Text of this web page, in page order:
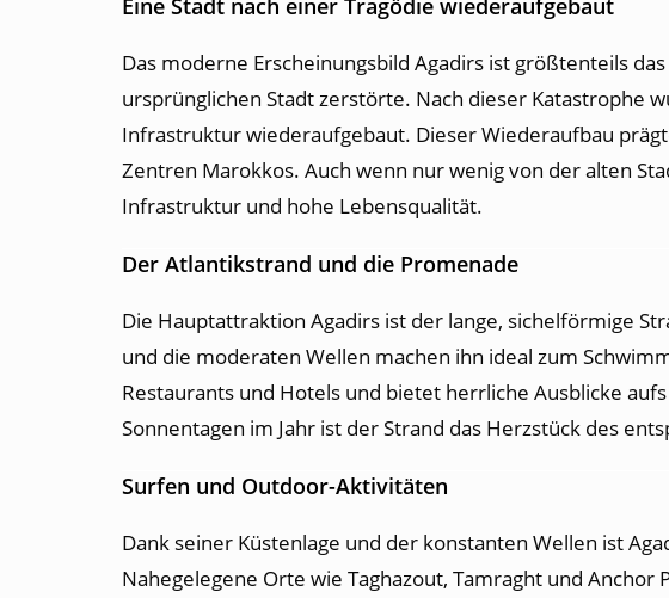
Eine Stadt nach einer Tragödie wiederaufgebaut
Das moderne Erscheinungsbild Agadirs ist größtenteils
ursprünglichen Stadt zerstörte. Nach dieser Katastrophe
Infrastruktur wiederaufgebaut. Dieser Wiederaufbau
Zentren Marokkos. Auch wenn nur wenig von der alten
Infrastruktur und hohe Lebensqualität.
Der Atlantikstrand und die Promenade
Die Hauptattraktion Agadirs ist der lange, sichelförmige
und die moderaten Wellen machen ihn ideal zum
Restaurants und Hotels und bietet herrliche Ausblicke
Sonnentagen im Jahr ist der Strand das Herzstück des
Surfen und Outdoor-Aktivitäten
Dank seiner Küstenlage und der konstanten Wellen ist
Nahegelegene Orte wie Taghazout, Tamraght und